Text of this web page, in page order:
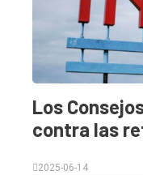
Los
contra las
2025-06-14